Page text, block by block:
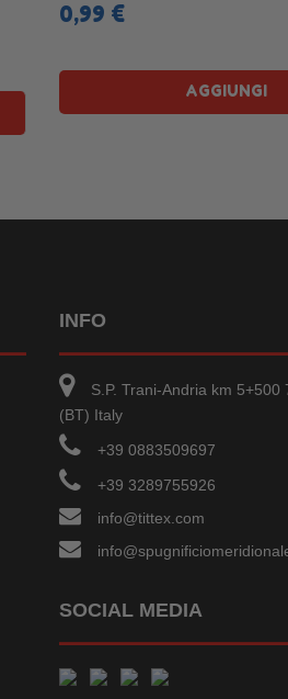
0,99 €
AGGIUNGI
INFO
S.P. Trani-Andria km 5+500
(BT) Italy
+39 0883509697
+39 3289755926
info@tittex.com
SOCIAL MEDIA